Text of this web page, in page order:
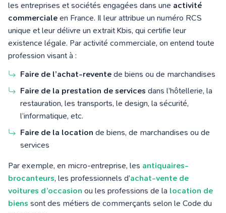
les entreprises et sociétés engagées dans une activité
commerciale en France. Il leur attribue un numéro RCS
unique et leur délivre un extrait Kbis, qui certifie leur
existence légale. Par activité commerciale, on entend toute
profession visant à :
Faire de l’achat-revente de biens ou de marchandises
Faire de la prestation de services dans l’hôtellerie, la
restauration, les transports, le design, la sécurité,
l’informatique, etc.
Faire de la location de biens, de marchandises ou de
services
Par exemple, en micro-entreprise, les antiquaires-
brocanteurs, les professionnels d’achat-vente de
voitures d’occasion ou les professions de la location de
biens sont des métiers de commerçants selon le Code du